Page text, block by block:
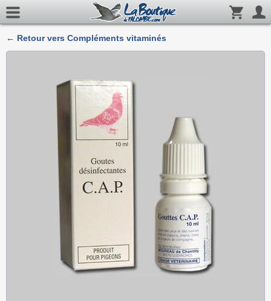
← Retour vers Compléments vitaminés